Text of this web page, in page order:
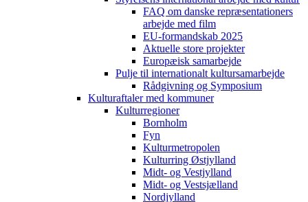
FAQ om danske repræsentationers
arbejde med film
EU-formandskab 2025
Aktuelle store projekter
Europæisk samarbejde
Pulje til internationalt kultursamarbejde
Rådgivning og Symposium
Kulturaftaler med kommuner
Kulturregioner
Bornholm
Fyn
Kulturmetropolen
Kulturring Østjylland
Midt- og Vestjylland
Midt- og Vestsjælland
Nordjylland